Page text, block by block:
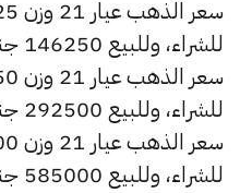
للشراء، وللبيع 146250 جنيه.
للشراء، وللبيع 292500 جنيه.
للشراء، وللبيع 585000 جنيه.